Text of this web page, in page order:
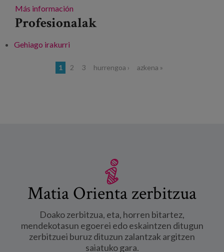
Más información
Profesionalak
Gehiago irakurri
1 2 3 hurrengoa › azkena »
Matia Orienta zerbitzua
Doako zerbitzua, eta, horren bitartez,
mendekotasun egoerei edo eskaintzen ditugun
zerbitzuei buruz dituzun zalantzak argitzen
saiatuko gara.